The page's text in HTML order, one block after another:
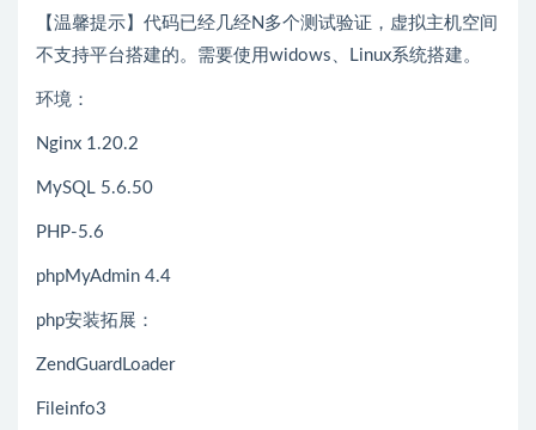
【温馨提示】代码已经几经N多个测试验证，虚拟主机空间
不支持平台搭建的。需要使用widows、Linux系统搭建。
环境：
Nginx 1.20.2
MySQL 5.6.50
PHP-5.6
phpMyAdmin 4.4
php安装拓展：
ZendGuardLoader
Fileinfo3